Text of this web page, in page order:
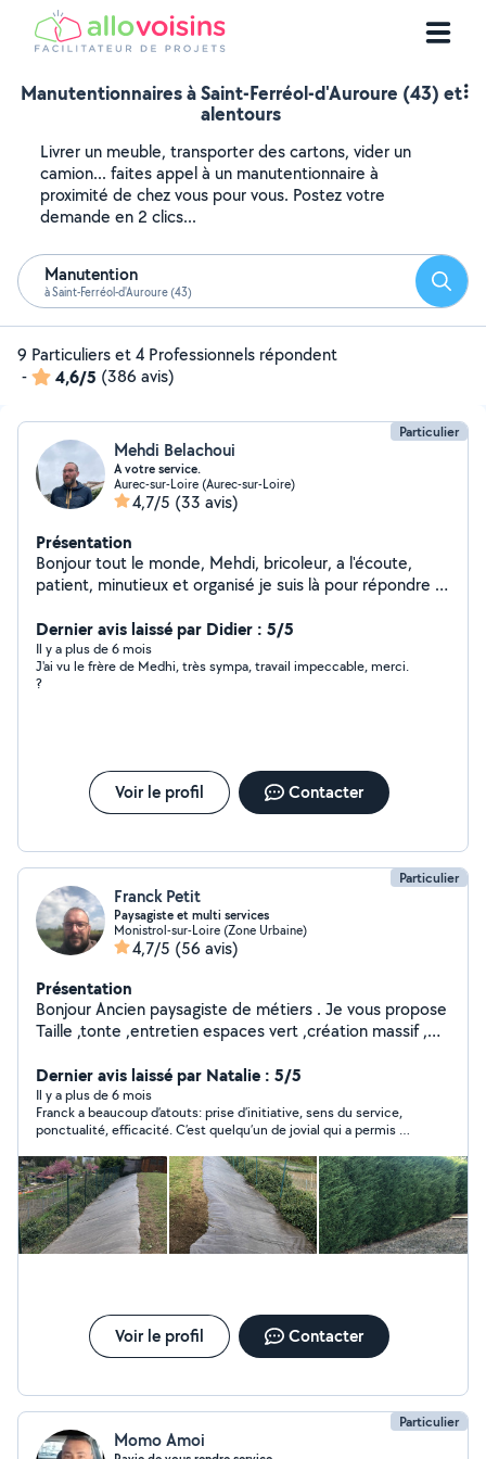
Manutentionnaires à Saint-Ferréol-d'Auroure (43) et
alentours
Livrer un meuble, transporter des cartons, vider un
camion... faites appel à un manutentionnaire à
proximité de chez vous pour vous. Postez votre
demande en 2 clics...
Manutention
à Saint-Ferréol-d'Auroure (43)
9 Particuliers et 4 Professionnels répondent
-
4,6/5 (386 avis)
Particulier
Mehdi Belachoui
A votre service.
Aurec-sur-Loire (Aurec-sur-Loire)
4,7/5 (33 avis)
Présentation
Bonjour tout le monde, Mehdi, bricoleur, a l'écoute,
patient, minutieux et organisé je suis là pour répondre à
de haie, jardinage, peinture, tapisserie, pose de
parquet, repassage, ménage, déménagement...).
N'hésitez pas à me contactez, je serai ravi d'échanger
avec vous. Au plaisir.
Dernier avis laissé par Didier : 5/5
Il y a plus de 6 mois
J'ai vu le frère de Medhi, très sympa, travail impeccable, merci.
?
Voir le profil Contacter
Particulier
Franck Petit
Paysagiste et multi services
Monistrol-sur-Loire (Zone Urbaine)
4,7/5 (56 avis)
Présentation
Bonjour Ancien paysagiste de métiers . Je vous propose
Taille ,tonte ,entretien espaces vert ,création massif ,
également petits travaux d'intérieur ou d'extérieure
.Réponse rapide et sérieuse.
Dernier avis laissé par Natalie : 5/5
Il y a plus de 6 mois
Franck a beaucoup d’atouts: prise d’initiative, sens du service,
ponctualité, efficacité. C’est quelqu’un de jovial qui a permis de
Voir le profil Contacter
Particulier
Momo Amoi